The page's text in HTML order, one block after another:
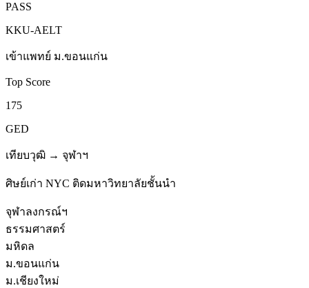
PASS
KKU-AELT
เข้าแพทย์ ม.ขอนแก่น
Top Score
175
GED
เทียบวุฒิ → จุฬาฯ
ศิษย์เก่า NYC ติดมหาวิทยาลัยชั้นนำ
จุฬาลงกรณ์ฯ
ธรรมศาสตร์
มหิดล
ม.ขอนแก่น
ม.เชียงใหม่